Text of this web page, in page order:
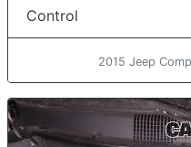
Control
2015 Jeep